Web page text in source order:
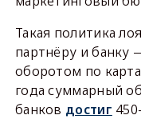
Такая политика
партнёру и банку
оборотом по
года суммарный
банков достиг